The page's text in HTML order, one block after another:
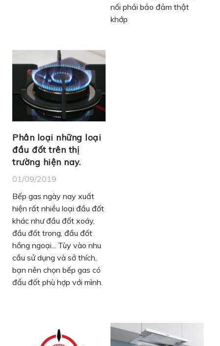
nối phải bảo đảm thật
khớp
Phân loại những loại
đầu đốt trên thị
trường hiện nay.
01/09/2019
Bếp gas ngày nay xuất
hiện rất nhiều loại đầu đốt
khác như đầu đốt xoáy,
đầu đốt trong, đầu đốt
hồng ngoại... Tùy vào nhu
cầu sử dụng và sở thích,
bạn nên chọn bếp gas có
đầu đốt phù hợp với mình.